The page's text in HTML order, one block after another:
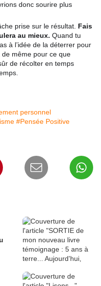
donc sourire plus
prise sur le résultat. Fais
au mieux. Quand tu
à l’idée de la déterrer pour
même pour ce que
de récolter en temps
personnel
#Pensée Positive